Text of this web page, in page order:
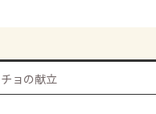
ョの献立